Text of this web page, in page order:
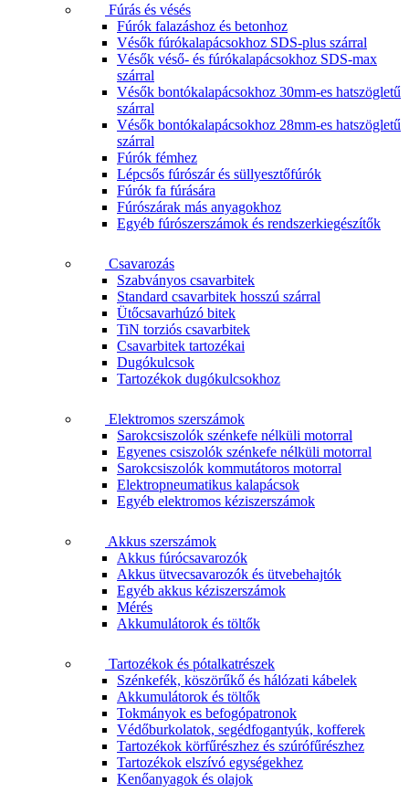
Fúrás és vésés
Fúrók falazáshoz és betonhoz
Vésők fúrókalapácsokhoz SDS-plus szárral
Vésők véső- és fúrókalapácsokhoz SDS-max
szárral
Vésők bontókalapácsokhoz 30mm-es hatszögletű
szárral
Vésők bontókalapácsokhoz 28mm-es hatszögletű
szárral
Fúrók fémhez
Lépcsős fúrószár és süllyesztőfúrók
Fúrók fa fúrására
Fúrószárak más anyagokhoz
Egyéb fúrószerszámok és rendszerkiegészítők
Csavarozás
Szabványos csavarbitek
Standard csavarbitek hosszú szárral
Ütőcsavarhúzó bitek
TiN torziós csavarbitek
Csavarbitek tartozékai
Dugókulcsok
Tartozékok dugókulcsokhoz
Elektromos szerszámok
Sarokcsiszolók szénkefe nélküli motorral
Egyenes csiszolók szénkefe nélküli motorral
Sarokcsiszolók kommutátoros motorral
Elektropneumatikus kalapácsok
Egyéb elektromos kéziszerszámok
Akkus szerszámok
Akkus fúrócsavarozók
Akkus ütvecsavarozók és ütvebehajtók
Egyéb akkus kéziszerszámok
Mérés
Akkumulátorok és töltők
Tartozékok és pótalkatrészek
Szénkefék, köszörűkő és hálózati kábelek
Akkumulátorok és töltők
Tokmányok es befogópatronok
Védőburkolatok, segédfogantyúk, kofferek
Tartozékok körfűrészhez és szúrófűrészhez
Tartozékok elszívó egységekhez
Kenőanyagok és olajok